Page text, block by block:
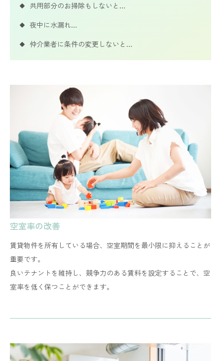
共用部分のお掃除もしないと…
夜中に水漏れ…
仲介業者に条件の変更しないと…
空室率の改善
賃貸物件を所有している場合、空室期間を最小限に抑えることが
重要です。
​​​​​​​良いテナントを維持し、競争力のある賃料を設定することで、空
室率を低く保つことができます。